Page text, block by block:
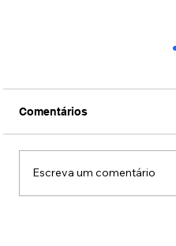
Comentários
Escreva um comentário